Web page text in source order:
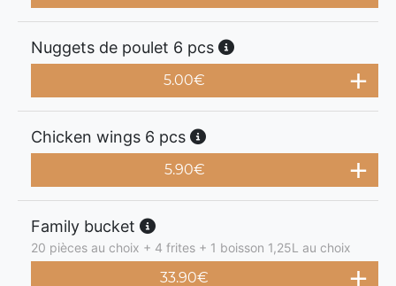
Nuggets de poulet 6 pcs
5.00€
Chicken wings 6 pcs
5.90€
Family bucket
20 pièces au choix + 4 frites + 1 boisson 1,25L au choix
33.90€